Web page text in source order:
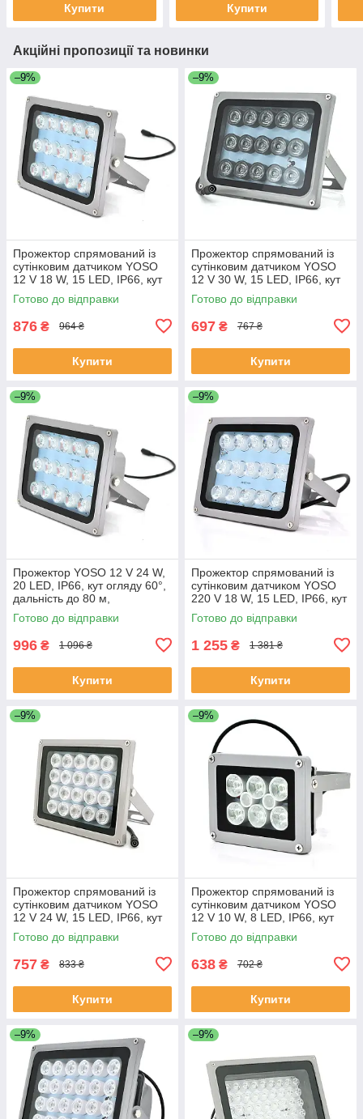
Купити
Купити
Акційні пропозиції та новинки
–9%
Прожектор спрямований із
сутінковим датчиком YOSO
12 V 18 W, 15 LED, IP66, кут
огляду 60°, дальність до 30
м, 177*138*65 мм, BOX
Готово до відправки
876 ₴ 964 ₴
Купити
–9%
Прожектор спрямований із
сутінковим датчиком YOSO
12 V 30 W, 15 LED, IP66, кут
огляду 60°, дальність до 50
м, 177*138*65 мм, BOX
Готово до відправки
697 ₴ 767 ₴
Купити
–9%
Прожектор YOSO 12 V 24 W,
20 LED, IP66, кут огляду 60°,
дальність до 80 м,
180*115*140 мм, BOX
ЕКОБОКС
Готово до відправки
996 ₴ 1 096 ₴
Купити
–9%
Прожектор спрямований із
сутінковим датчиком YOSO
220 V 18 W, 15 LED, IP66, кут
огляду 120°, дальність до 50
м, 177*138 х 85 мм, BOX
Готово до відправки
1 255 ₴ 1 381 ₴
Купити
–9%
Прожектор спрямований із
сутінковим датчиком YOSO
12 V 24 W, 15 LED, IP66, кут
огляду 60°, дальність до 40
м, 177*138*65 мм, BOX
Готово до відправки
757 ₴ 833 ₴
Купити
–9%
Прожектор спрямований із
сутінковим датчиком YOSO
12 V 10 W, 8 LED, IP66, кут
огляду 60°, дальність до 30
м, 113*86*63 мм, BOX
Готово до відправки
638 ₴ 702 ₴
Купити
–9% –9%